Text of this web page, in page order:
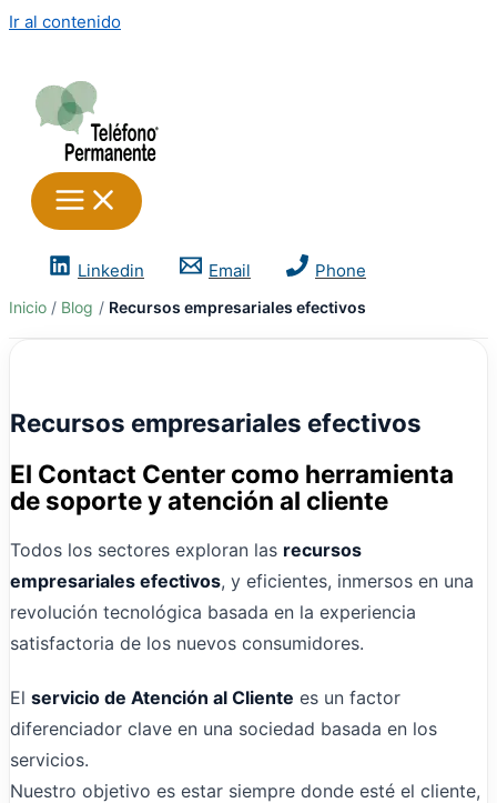
Ir al contenido
Linkedin Email Phone
Inicio Blog Recursos empresariales efectivos
Recursos empresariales efectivos
El Contact Center como herramienta
de soporte y atención al cliente
Todos los sectores exploran las recursos
empresariales efectivos, y eficientes, inmersos en una
revolución tecnológica basada en la experiencia
satisfactoria de los nuevos consumidores.
El servicio de Atención al Cliente es un factor
diferenciador clave en una sociedad basada en los
servicios.
Nuestro objetivo es estar siempre donde esté el cliente,